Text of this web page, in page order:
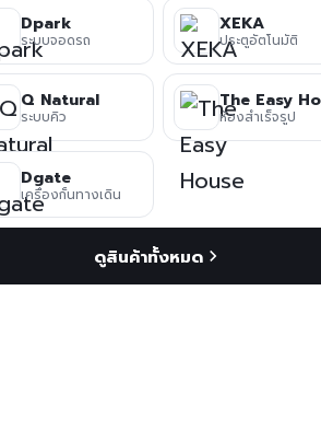
Dpark
ระบบจอดรถ
XEKA
ประตูอัตโนมัติ
Q Natural
ระบบคิว ห้องสำเร็จรูป
Dgate
เครื่องกั้นทางเดิน
ดูสินค้าทั้งหมด
จำ
ตู้
ห้
ชิ้น